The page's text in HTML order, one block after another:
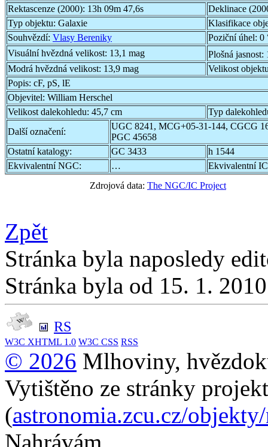
Rektascenze (2000): 13h 09m 47,6s
Deklinace
Typ objektu: Galaxie
Klasifikace
Souhvězdí: Vlasy Bereniky Poziční úhel: 0
Visuální hvězdná velikost: 13,1 mag Plošná jasnost:
Modrá hvězdná velikost: 13,9 mag
Velikost
Popis: cF, pS, lE
Objevitel: William Herschel
Velikost dalekohledu: 45,7 cm
Typ
Další označení:
UGC 8241, MCG+05-31-144, CGCG
PGC 45658
Ostatní katalogy:
GC 3433
h 1544
Ekvivalentní NGC:
…
Ekvivalentní
Zdrojová data: The NGC/IC Project
Zpět
Stránka byla naposledy
Stránka byla od 15. 1.
RS
W3C XHTML 1.0 W3C CSS RSS
© 2026 Mlhoviny,
Vytištěno ze stránky
(astronomia.zcu.cz/
Nahrávám...